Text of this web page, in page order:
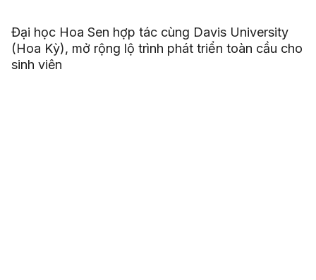
Đại học Hoa Sen hợp tác cùng Davis University
(Hoa Kỳ), mở rộng lộ trình phát triển toàn cầu cho
sinh viên